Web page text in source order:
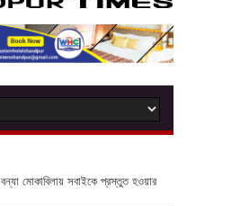
বন্যা মোকাবিলায় সবাইকে প্রস্তুত হওয়ার